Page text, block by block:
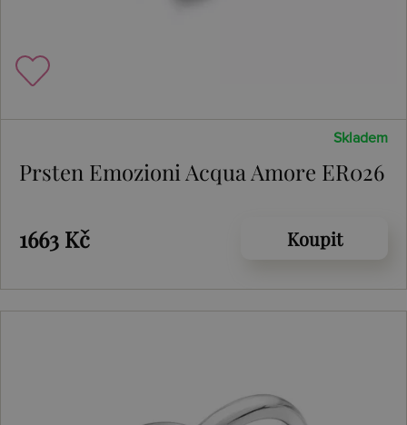
Skladem
Prsten Emozioni Acqua Amore ER026
1663 Kč Koupit